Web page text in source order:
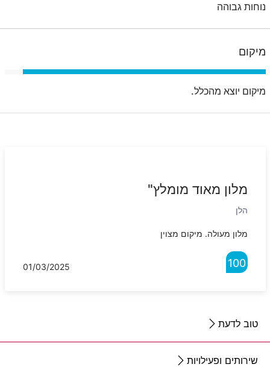
נוחות גבוהה
מיקום
מיקום יוצא מהכלל.
מלון מאוד מומלץ"
הלן
מלון מעולה. מיקום מצוין
100
01/03/2025
טוב לדעת
שירותים ופעילויות